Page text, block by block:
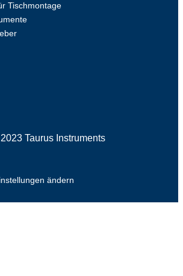
Tischmontage
Taurus Instruments
ändern